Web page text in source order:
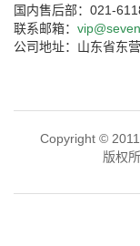
国内售后部：021-
联系邮箱：
公司地址：山东省东
Copyright ©
版权